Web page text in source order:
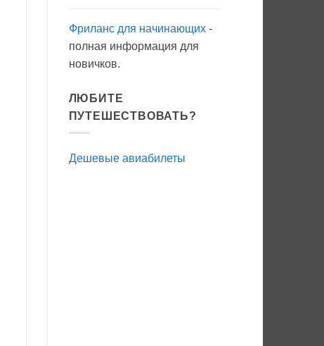
Фриланс для начинающих-
полная информация для
новичков.
ЛЮБИТЕ
ПУТЕШЕСТВОВАТЬ?
Дешевые авиабилеты